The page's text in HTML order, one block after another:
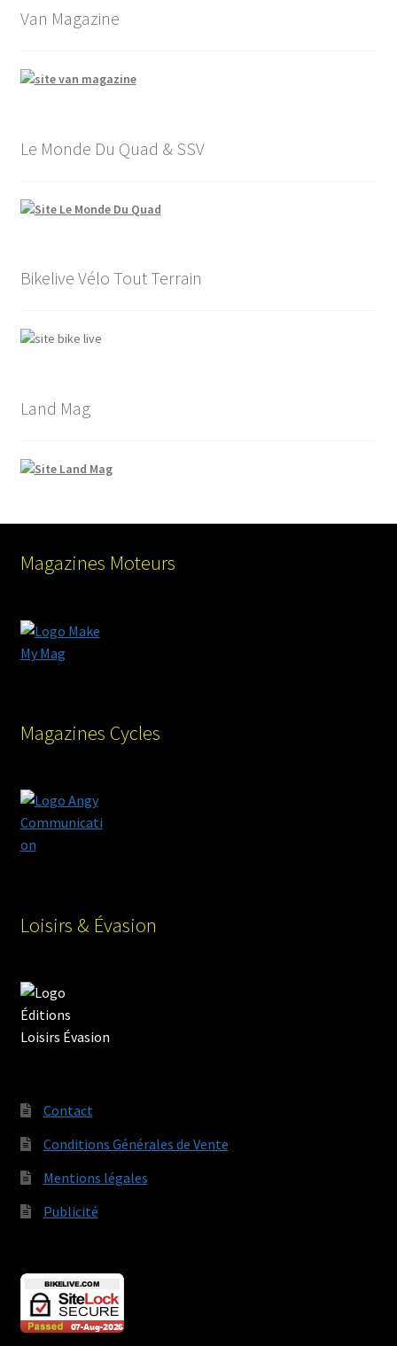
Van Magazine
Le Monde Du Quad & SSV
Bikelive Vélo Tout Terrain
Land Mag
Magazines Moteurs
Magazines Cycles
Loisirs & Évasion
Contact
Conditions Générales de Vente
Mentions légales
Publicité